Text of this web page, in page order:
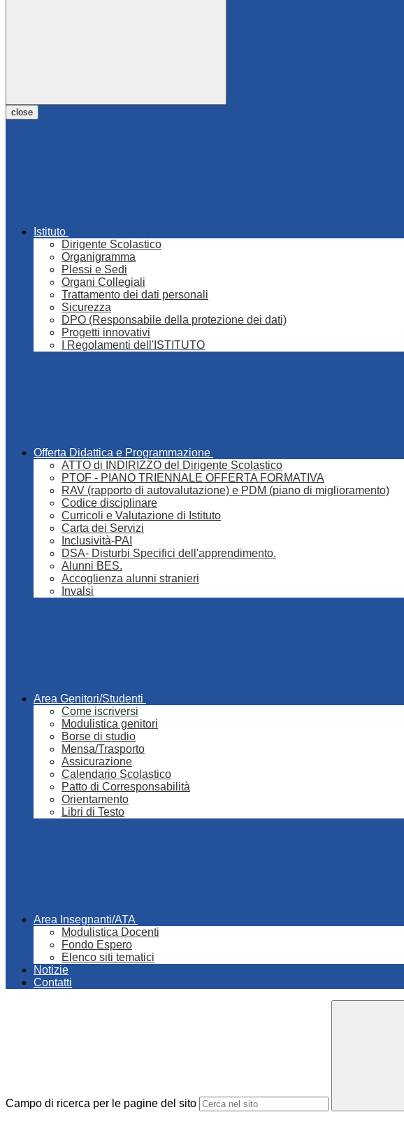
close
Istituto
Dirigente Scolastico
Organigramma
Plessi e Sedi
Organi Collegiali
Trattamento dei dati personali
Sicurezza
DPO (Responsabile della protezione dei dati)
Progetti innovativi
I Regolamenti dell'ISTITUTO
Offerta Didattica e Programmazione
ATTO di INDIRIZZO del Dirigente Scolastico
PTOF - PIANO TRIENNALE OFFERTA FORMATIVA
RAV (rapporto di autovalutazione) e PDM (piano di miglioramento)
Codice disciplinare
Curricoli e Valutazione di Istituto
Carta dei Servizi
Inclusività-PAI
DSA- Disturbi Specifici dell'apprendimento.
Alunni BES.
Accoglienza alunni stranieri
Invalsi
Area Genitori/Studenti
Come iscriversi
Modulistica genitori
Borse di studio
Mensa/Trasporto
Assicurazione
Calendario Scolastico
Patto di Corresponsabilità
Orientamento
Libri di Testo
Area Insegnanti/ATA
Modulistica Docenti
Fondo Espero
Elenco siti tematici
Notizie
Contatti
Campo di ricerca per le pagine del sito